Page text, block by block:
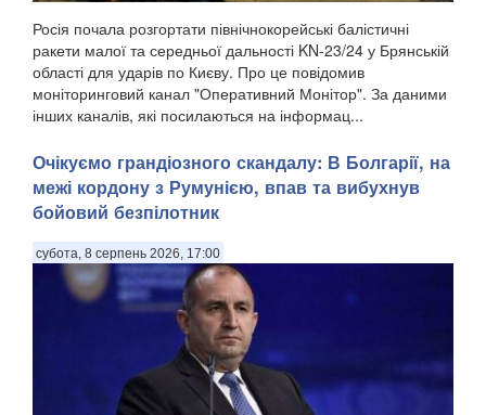
Росія почала розгортати північнокорейські балістичні
ракети малої та середньої дальності KN-23/24 у Брянській
області для ударів по Києву. Про це повідомив
моніторинговий канал "Оперативний Монітор". За даними
інших каналів, які посилаються на інформац...
Очікуємо грандіозного скандалу: В Болгарії, на
межі кордону з Румунією, впав та вибухнув
бойовий безпілотник
субота, 8 серпень 2026, 17:00